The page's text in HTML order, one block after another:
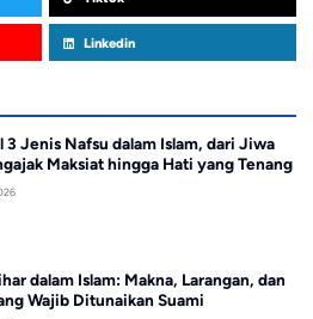
Linkedin
3 Jenis Nafsu dalam Islam, dari Jiwa
Maksiat hingga Hati yang Tenang
dalam Islam: Makna, Larangan, dan
Wajib Ditunaikan Suami